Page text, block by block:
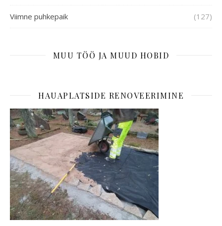
Viimne puhkepaik (127)
MUU TÖÖ JA MUUD HOBID
HAUAPLATSIDE RENOVEERIMINE